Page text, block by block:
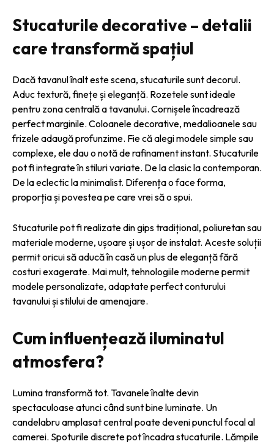
Stucaturile decorative – detalii
care transformă spațiul
Dacă tavanul înalt este scena, stucaturile sunt decorul.
Aduc textură, finețe și eleganță. Rozetele sunt ideale
pentru zona centrală a tavanului. Cornișele încadrează
perfect marginile. Coloanele decorative, medalioanele sau
frizele adaugă profunzime. Fie că alegi modele simple sau
complexe, ele dau o notă de rafinament instant. Stucaturile
pot fi integrate în stiluri variate. De la clasic la contemporan.
De la eclectic la minimalist. Diferența o face forma,
proporția și povestea pe care vrei să o spui.
Stucaturile pot fi realizate din gips tradițional, poliuretan sau
materiale moderne, ușoare și ușor de instalat. Aceste soluții
permit oricui să aducă în casă un plus de eleganță fără
costuri exagerate. Mai mult, tehnologiile moderne permit
modele personalizate, adaptate perfect conturului
tavanului și stilului de amenajare.
Cum influențează iluminatul
atmosfera?
Lumina transformă tot. Tavanele înalte devin
spectaculoase atunci când sunt bine luminate. Un
candelabru amplasat central poate deveni punctul focal al
camerei. Spoturile discrete pot încadra stucaturile. Lămpile